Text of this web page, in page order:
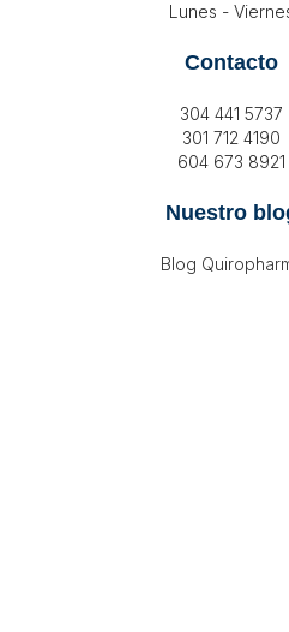
Lunes -
Contacto
304 441 5737
301 712 4190
604 673 8921
Nuestro
Blog